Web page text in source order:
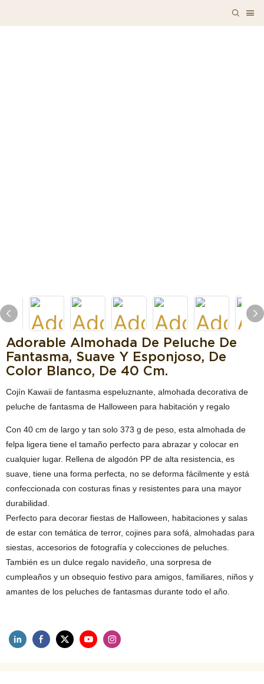
Adorable Almohada De Peluche De
Fantasma, Suave Y Esponjoso, De
Color Blanco, De 40 Cm.
Cojín Kawaii de fantasma espeluznante, almohada decorativa de
peluche de fantasma de Halloween para habitación y regalo
Con 40 cm de largo y tan solo 373 g de peso, esta almohada de
felpa ligera tiene el tamaño perfecto para abrazar y colocar en
cualquier lugar. Rellena de algodón PP de alta resistencia, es
suave, tiene una forma perfecta, no se deforma fácilmente y está
confeccionada con costuras finas y resistentes para una mayor
durabilidad.
Perfecto para decorar fiestas de Halloween, habitaciones y salas
de estar con temática de terror, cojines para sofá, almohadas para
siestas, accesorios de fotografía y colecciones de peluches.
También es un dulce regalo navideño, una sorpresa de
cumpleaños y un obsequio festivo para amigos, familiares, niños y
amantes de los peluches de fantasmas durante todo el año.